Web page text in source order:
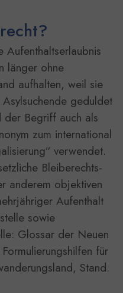
Aufenthaltserlaubnis
länger ohne
aufhalten, weil sie
geduldet
der Begriff auch als
zum international
verwendet.
Bleiberechts-
anderem objektiven
Aufenthalt
sowie
Glossar der Neuen
für
Stand.